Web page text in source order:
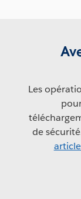
Les
de